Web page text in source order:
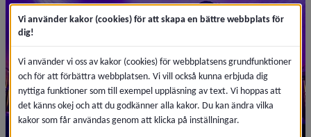
Vi använder kakor (cookies) för att skapa en bättre webbplats för
dig!
Vi använder vi oss av kakor (cookies) för webbplatsens grundfunktioner
och för att förbättra webbplatsen. Vi vill också kunna erbjuda dig
nyttiga funktioner som till exempel uppläsning av text. Vi hoppas att
det känns okej och att du godkänner alla kakor. Du kan ändra vilka
kakor som får användas genom att klicka på inställningar.